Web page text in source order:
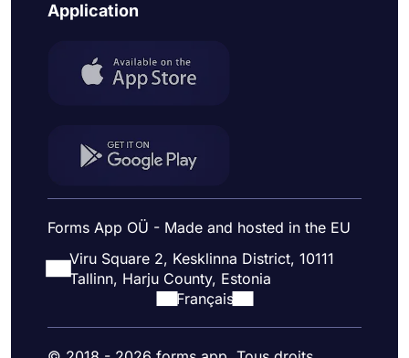
Application
Forms App OÜ - Made and hosted in the EU
Viru Square 2, Kesklinna District, 10111
Tallinn, Harju County, Estonia
Français